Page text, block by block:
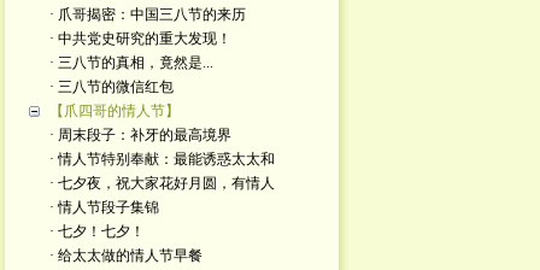
· 爪哥揭密：中国三八节的来历
· 中共党史研究的重大发现！
· 三八节的真相，竟然是...
· 三八节的微信红包
【爪四哥的情人节】
· 周末段子：补牙的最高境界
· 情人节特别奉献：最能诱惑太太和
· 七夕夜，祝大家花好月圆，有情人
· 情人节段子集锦
· 七夕！七夕！
· 给太太做的情人节早餐